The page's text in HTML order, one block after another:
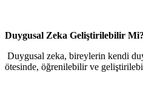
Duygusal Zeka Geliştirilebilir Mi?
Duygusal zeka, bireylerin kendi
ötesinde, öğrenilebilir ve